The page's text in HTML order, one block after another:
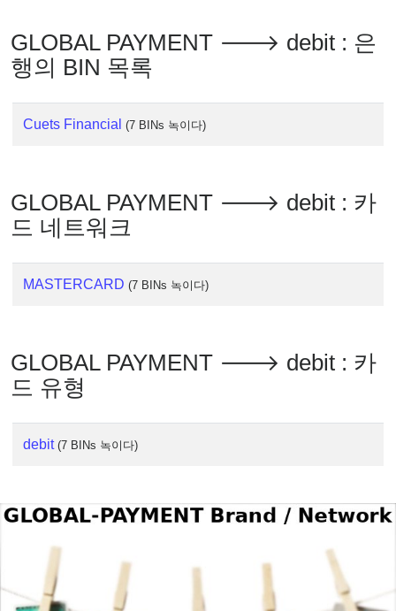
GLOBAL PAYMENT 🡒 debit : 은
행의 BIN 목록
Cuets Financial (7 BINs 녹이다)
GLOBAL PAYMENT 🡒 debit : 카
드 네트워크
MASTERCARD (7 BINs 녹이다)
GLOBAL PAYMENT 🡒 debit : 카
드 유형
debit (7 BINs 녹이다)